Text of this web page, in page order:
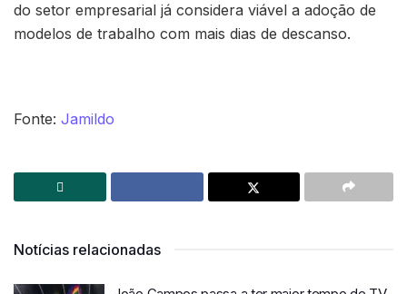
do setor empresarial já considera viável a adoção de
modelos de trabalho com mais dias de descanso.
Fonte: Jamildo
Notícias relacionadas